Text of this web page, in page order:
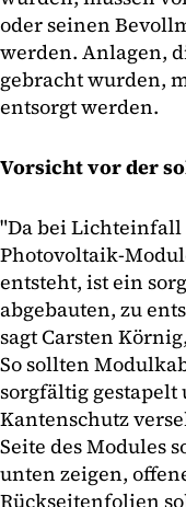
oder seinen
werden. Anlagen,
gebracht wurden,
entsorgt werden.
Vorsicht vor der
"Da bei
Photovoltaik-
entsteht, ist ein
abgebauten, zu
sagt Carsten
So sollten
sorgfältig
Kantenschutz
Seite des Modules
unten zeigen,
Rückseitenfolien